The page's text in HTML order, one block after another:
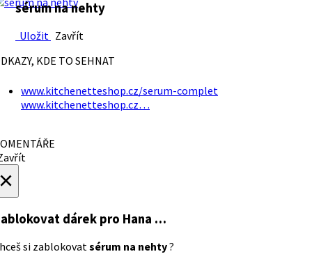
sérum na nehty
Uložit Zavřít
KDE TO SEHNAT
www.kitchenetteshop.cz/serum-complet
www.kitchenetteshop.cz…
dárek pro Hana …
si zablokovatsérum na nehty?